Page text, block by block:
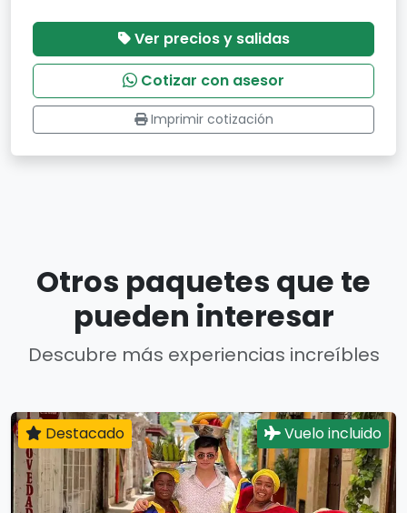
Ver precios y salidas
Cotizar con asesor
Imprimir cotización
Otros paquetes que te
pueden interesar
Descubre más experiencias increíbles
Destacado Vuelo incluido